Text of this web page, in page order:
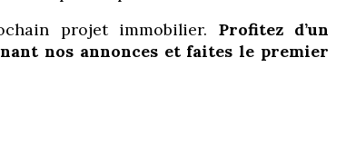
projet immobilier. Profitez d’un
nos annonces et faites le premier